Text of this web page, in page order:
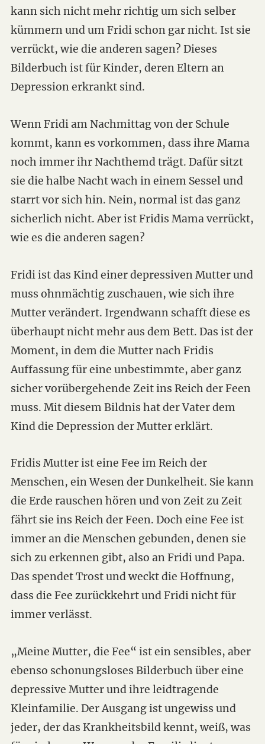
kann sich nicht mehr richtig um sich selber
kümmern und um Fridi schon gar nicht. Ist sie
verrückt, wie die anderen sagen? Dieses
Bilderbuch ist für Kinder, deren Eltern an
Depression erkrankt sind.
Wenn Fridi am Nachmittag von der Schule
kommt, kann es vorkommen, dass ihre Mama
noch immer ihr Nachthemd trägt. Dafür sitzt
sie die halbe Nacht wach in einem Sessel und
starrt vor sich hin. Nein, normal ist das ganz
sicherlich nicht. Aber ist Fridis Mama verrückt,
wie es die anderen sagen?
Fridi ist das Kind einer depressiven Mutter und
muss ohnmächtig zuschauen, wie sich ihre
Mutter verändert. Irgendwann schafft diese es
überhaupt nicht mehr aus dem Bett. Das ist der
Moment, in dem die Mutter nach Fridis
Auffassung für eine unbestimmte, aber ganz
sicher vorübergehende Zeit ins Reich der Feen
muss. Mit diesem Bildnis hat der Vater dem
Kind die Depression der Mutter erklärt.
Fridis Mutter ist eine Fee im Reich der
Menschen, ein Wesen der Dunkelheit. Sie kann
die Erde rauschen hören und von Zeit zu Zeit
fährt sie ins Reich der Feen. Doch eine Fee ist
immer an die Menschen gebunden, denen sie
sich zu erkennen gibt, also an Fridi und Papa.
Das spendet Trost und weckt die Hoffnung,
dass die Fee zurückkehrt und Fridi nicht für
immer verlässt.
„Meine Mutter, die Fee“ ist ein sensibles, aber
ebenso schonungsloses Bilderbuch über eine
depressive Mutter und ihre leidtragende
Kleinfamilie. Der Ausgang ist ungewiss und
jeder, der das Krankheitsbild kennt, weiß, was